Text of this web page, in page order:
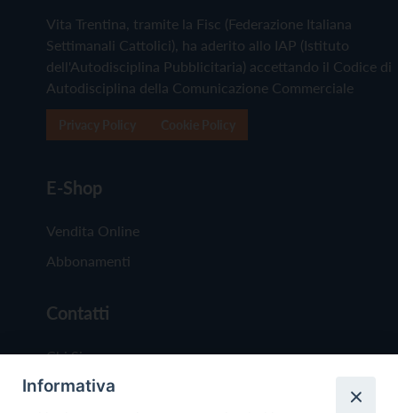
Vita Trentina, tramite la Fisc (Federazione Italiana
Settimanali Cattolici), ha aderito allo IAP (Istituto
dell'Autodisciplina Pubblicitaria) accettando il Codice di
Autodisciplina della Comunicazione Commerciale
E-Shop
Vendita Online
Abbonamenti
Contatti
Chi Siamo
Redazione
Informativa